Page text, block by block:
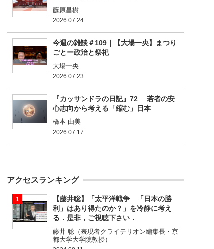
藤原昌樹
2026.07.24
今週の雑談＃109｜【大場一央】まつり
ごとー政治と祭祀
大場一央
2026.07.23
『カッサンドラの日記』72 若者の安
心志向から考える「縮む」日本
橋本 由美
2026.07.17
アクセスランキング
【藤井聡】「太平洋戦争 「日本の勝
利」はあり得たのか？」を冷静に考え
る．是非，ご視聴下さい．
藤井 聡（表現者クライテリオン編集長・京
都大学大学院教授）